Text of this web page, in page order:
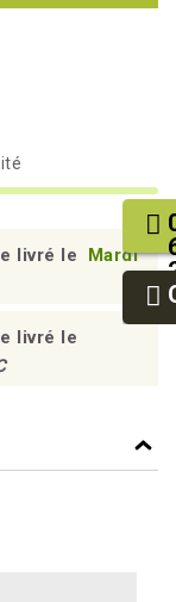
livré le
Mardi
livré le